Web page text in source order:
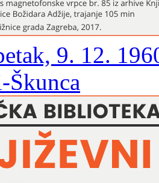
9. 12.
Škunca